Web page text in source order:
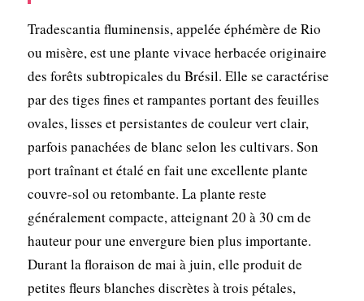
Tradescantia fluminensis, appelée éphémère de Rio
ou misère, est une plante vivace herbacée originaire
des forêts subtropicales du Brésil. Elle se caractérise
par des tiges fines et rampantes portant des feuilles
ovales, lisses et persistantes de couleur vert clair,
parfois panachées de blanc selon les cultivars. Son
port traînant et étalé en fait une excellente plante
couvre-sol ou retombante. La plante reste
généralement compacte, atteignant 20 à 30 cm de
hauteur pour une envergure bien plus importante.
Durant la floraison de mai à juin, elle produit de
petites fleurs blanches discrètes à trois pétales,